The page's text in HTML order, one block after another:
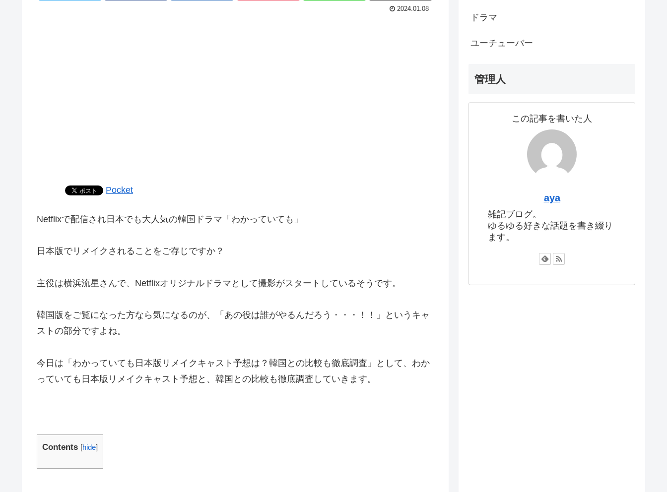
2024.01.08
Pocket
Netflixで配信され日本でも大人気の韓国ドラマ「わかっていても」
日本版でリメイクされることをご存じですか？
主役は横浜流星さんで、Netflixオリジナルドラマとして撮影がスタートしているそうです。
韓国版をご覧になった方なら気になるのが、「あの役は誰がやるんだろう・・・！！」というキャ
ストの部分ですよね。
今日は「わかっていても日本版リメイクキャスト予想は？韓国との比較も徹底調査」として、わか
っていても日本版リメイクキャスト予想と、韓国との比較も徹底調査していきます。
Contents [hide]
ドラマ
ユーチューバー
管理人
この記事を書いた人
aya
雑記ブログ。
ゆるゆる好きな話題を書き綴り
ます。